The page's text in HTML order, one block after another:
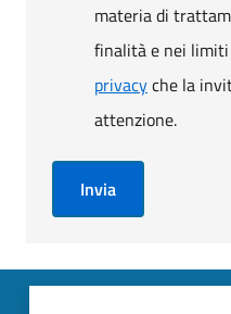
materia di
finalità e nei
privacyche la
attenzione.
Invia